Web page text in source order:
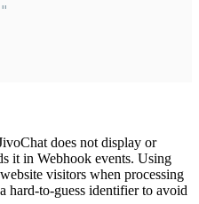
does not display or
it in Webhook events. Using
visitors when processing
hard-to-guess identifier to avoid